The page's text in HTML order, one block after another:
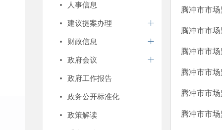
人事信息
建议提案办理
财政信息
政府会议
政府工作报告
政务公开标准化
政策解读
腾冲市市
腾冲市市
腾冲市市
腾冲市市
腾冲市市
腾冲市市